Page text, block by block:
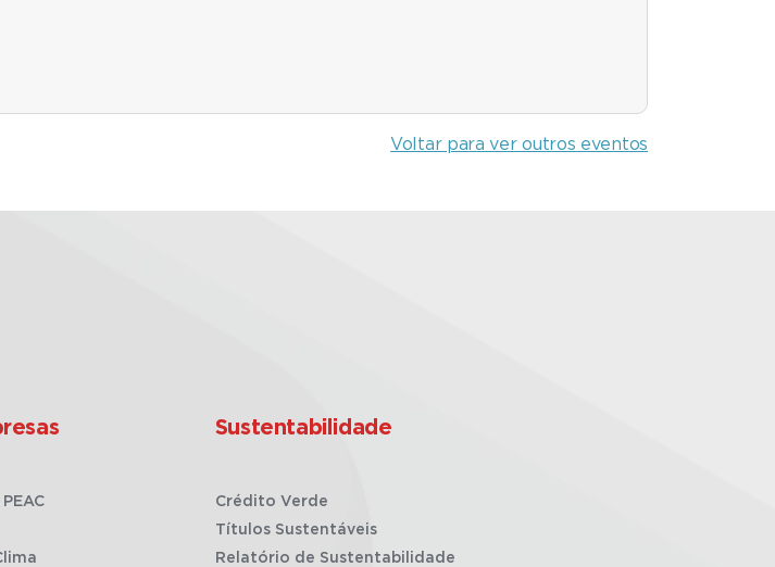
Voltar para ver outros eventos
Sustentabilidade
Crédito Verde
Títulos Sustentáveis
Relatório de Sustentabilidade